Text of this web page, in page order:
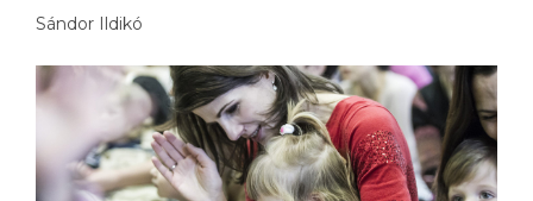
Sándor Ildikó